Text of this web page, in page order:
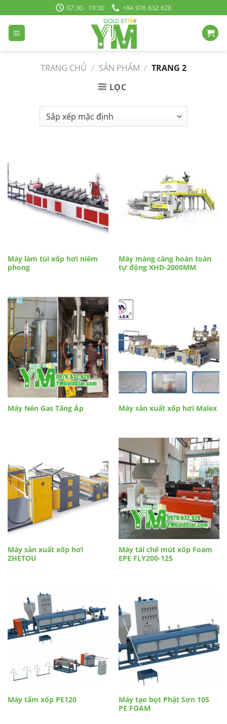
qua
dung
07:30 - 19:30 +84 976 632 628
TRANG CHỦ / SẢN PHẨM / TRANG 2
LỌC
Máy làm túi xốp hơi niêm
phong
Máy màng căng hoàn toàn
tự động XHD-2000MM
Máy Nén Gas Tăng Áp Máy sản xuất xốp hơi Malex
Máy sản xuất xốp hơi
ZHETOU
Máy tái chế mút xốp Foam
EPE FLY200-125
Máy tấm xốp PE120
Máy tạo bọt Phật Sơn 105
PE FOAM